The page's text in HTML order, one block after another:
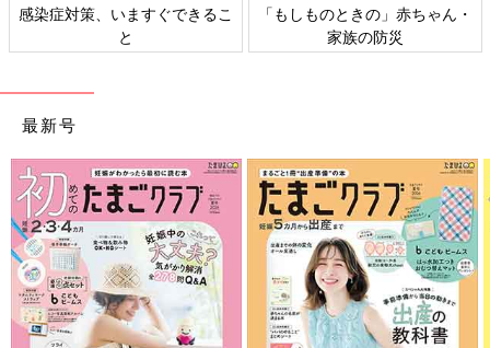
すぐできるこ
「もしものときの」赤ちゃん・
日本外来小児科
最新号